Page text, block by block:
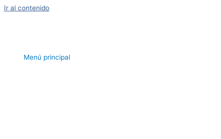
Ir al contenido
Menú principal